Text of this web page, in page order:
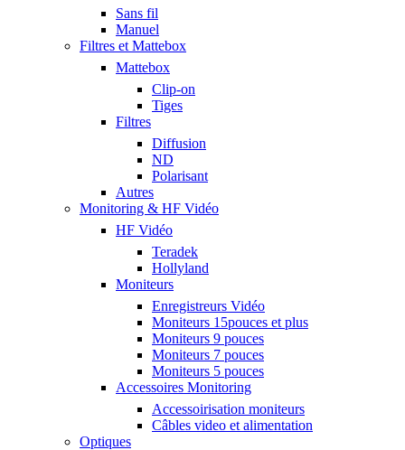
Sans fil
Manuel
Filtres et Mattebox
Mattebox
Clip-on
Tiges
Filtres
Diffusion
ND
Polarisant
Autres
Monitoring & HF Vidéo
HF Vidéo
Teradek
Hollyland
Moniteurs
Enregistreurs Vidéo
Moniteurs 15pouces et plus
Moniteurs 9 pouces
Moniteurs 7 pouces
Moniteurs 5 pouces
Accessoires Monitoring
Accessoirisation moniteurs
Câbles video et alimentation
Optiques